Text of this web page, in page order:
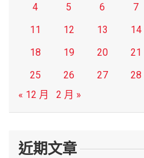
4
5 6 7
11
12 13 14
18
19 20 21
25
26 27 28
« 12 月
2 月 »
近期文章